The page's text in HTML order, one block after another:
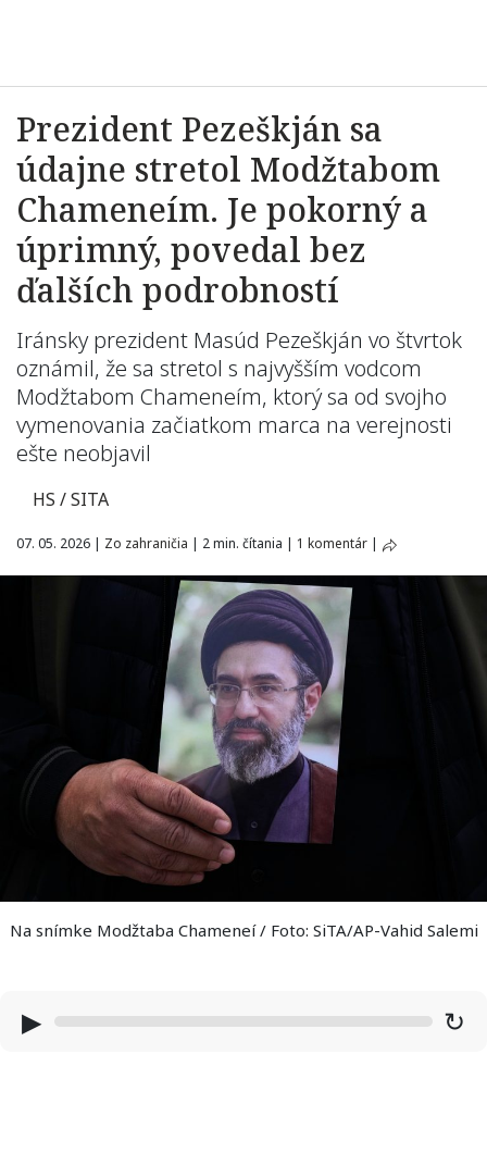
Prezident Pezeškján sa
údajne stretol Modžtabom
Chameneím. Je pokorný a
úprimný, povedal bez
ďalších podrobností
Iránsky prezident Masúd Pezeškján vo štvrtok
oznámil, že sa stretol s najvyšším vodcom
Modžtabom Chameneím, ktorý sa od svojho
vymenovania začiatkom marca na verejnosti
ešte neobjavil
HS / SITA
07. 05. 2026 | Zo zahraničia | 2 min. čítania | 1 komentár |
Na snímke Modžtaba Chameneí / Foto: SiTA/AP-Vahid Salemi
▶ ↻